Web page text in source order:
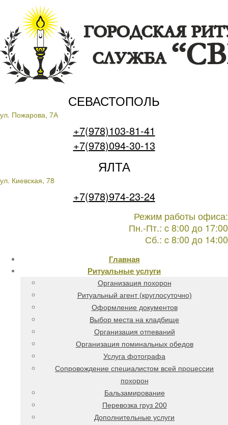
СЕВАСТОПОЛЬ
ул. Пожарова, 7А
+7(978)103-81-41
+7(978)094-30-13
ЯЛТА
ул. Киевская, 78
+7(978)974-23-24
Режим работы офиса:
Пн.-Пт.: c 8:00 до 17:00
Сб.: c 8:00 до 14:00
Главная
Ритуальные услуги
Организация похорон
Ритуальный агент (круглосуточно)
Оформление документов
Выбор места на кладбище
Организация отпеваний
Организация поминальных обедов
Услуга фотографа
Сопровождение специалистом всей процессии
похорон
Бальзамирование
Перевозка груз 200
Дополнительные услуги